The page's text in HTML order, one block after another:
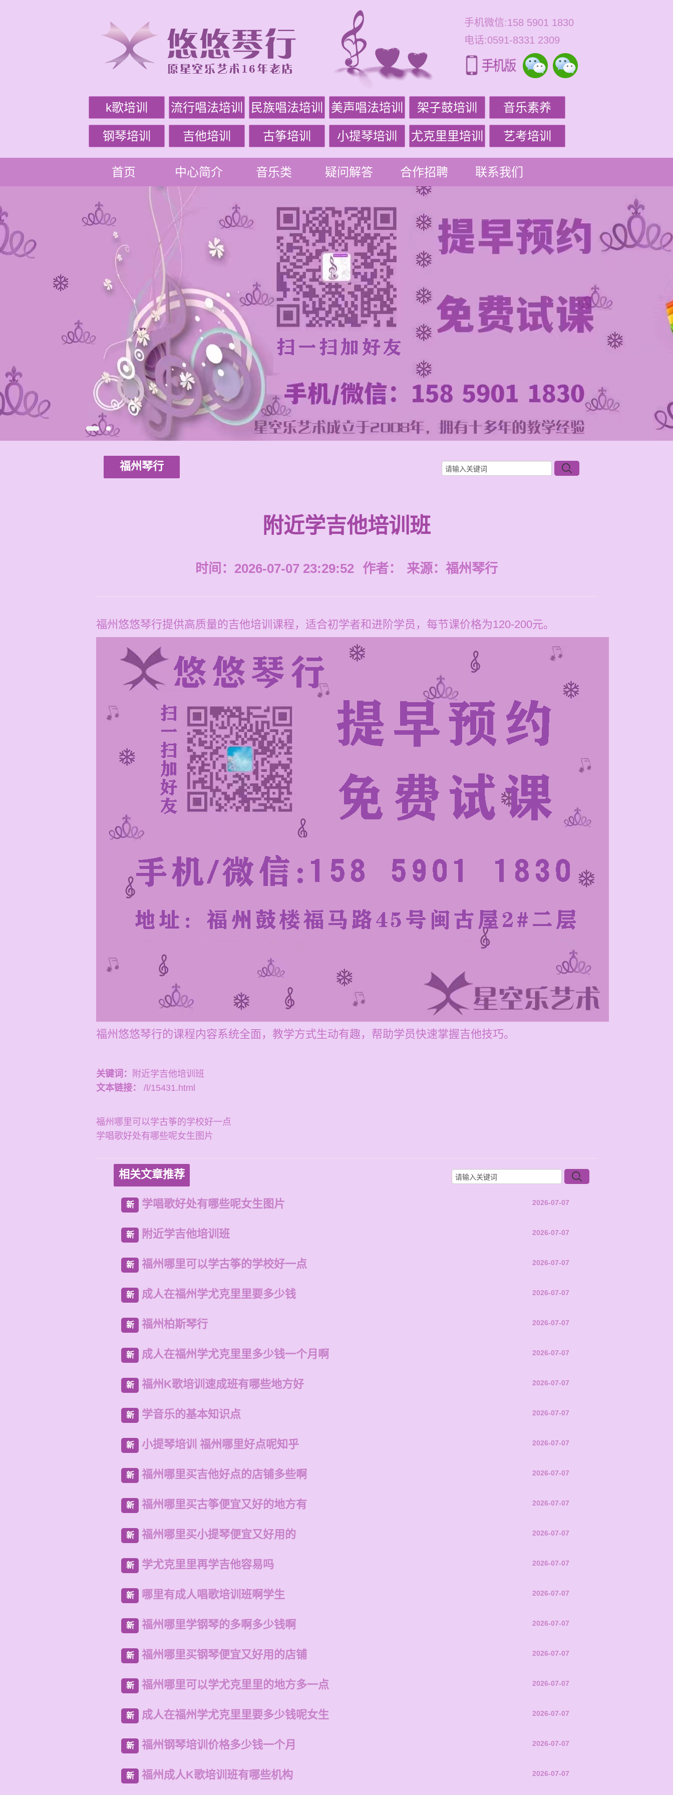
手机微信:158 5901 1830
电话:0591-8331 2309
k歌培训 流行唱法培训 民族唱法培训 美声唱法培训 架子鼓培训 音乐素养
钢琴培训 吉他培训 古筝培训 小提琴培训 尤克里里培训 艺考培训
首页 中心简介 音乐类 疑问解答 合作招聘 联系我们
福州琴行
附近学吉他培训班
时间：2026-07-07 23:29:52 作者： 来源： 福州琴行
福州悠悠琴行提供高质量的吉他培训课程，适合初学者和进阶学员，每节课价格为120-200元。
福州悠悠琴行的课程内容系统全面，教学方式生动有趣，帮助学员快速掌握吉他技巧。
关键词：
附近学吉他培训班
文本链接：
/l/15431.html
福州哪里可以学古筝的学校好一点
学唱歌好处有哪些呢女生图片
相关文章推荐
新 学唱歌好处有哪些呢女生图片 2026-07-07
新 附近学吉他培训班 2026-07-07
新 福州哪里可以学古筝的学校好一点 2026-07-07
新 成人在福州学尤克里里要多少钱 2026-07-07
新 福州柏斯琴行 2026-07-07
新 成人在福州学尤克里里多少钱一个月啊 2026-07-07
新 福州K歌培训速成班有哪些地方好 2026-07-07
新 学音乐的基本知识点 2026-07-07
新 小提琴培训 福州哪里好点呢知乎 2026-07-07
新 福州哪里买吉他好点的店铺多些啊 2026-07-07
新 福州哪里买古筝便宜又好的地方有 2026-07-07
新 福州哪里买小提琴便宜又好用的 2026-07-07
新 学尤克里里再学吉他容易吗 2026-07-07
新 哪里有成人唱歌培训班啊学生 2026-07-07
新 福州哪里学钢琴的多啊多少钱啊 2026-07-07
新 福州哪里买钢琴便宜又好用的店铺 2026-07-07
新 福州哪里可以学尤克里里的地方多一点 2026-07-07
新 成人在福州学尤克里里要多少钱呢女生 2026-07-07
新 福州钢琴培训价格多少钱一个月 2026-07-07
新 福州成人K歌培训班有哪些机构 2026-07-07